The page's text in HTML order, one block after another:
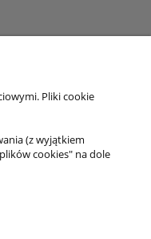
Pliki cookie
(z wyjątkiem
cookies" na dole